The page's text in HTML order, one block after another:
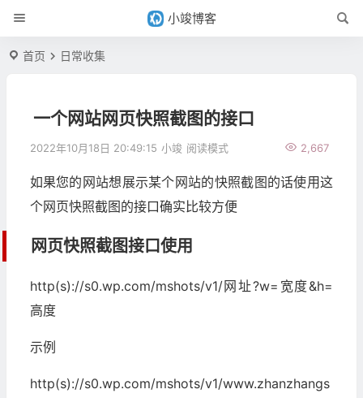
小竣博客
首页 日常收集
一个网站网页快照截图的接口
2022年10月18日 20:49:15 小竣 2,667
阅读模式
如果您的网站想展示某个网站的快照截图的话使用这
个网页快照截图的接口确实比较方便
网页快照截图接口使用
http(s)://s0.wp.com/mshots/v1/网址?w=宽度&h=
高度
示例
http(s)://s0.wp.com/mshots/v1/www.zhanzhangs